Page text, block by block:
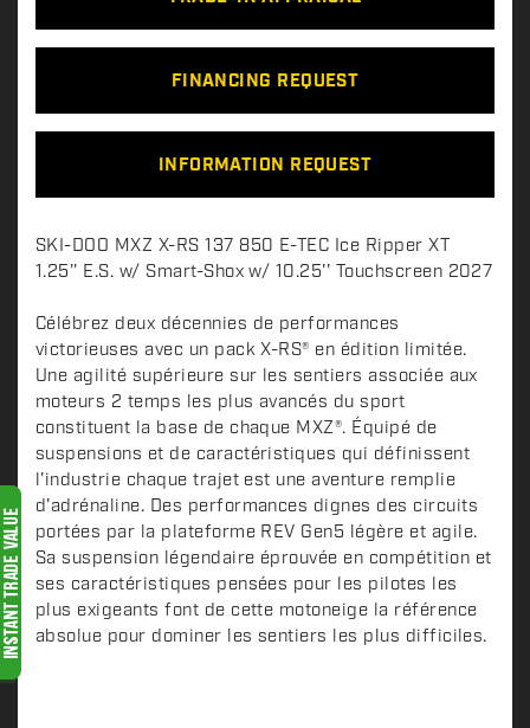
FINANCING REQUEST
INFORMATION REQUEST
D
e
c
r
i
p
t
i
o
n
SKI-DOO MXZ X-RS 137 850 E-TEC Ice Ripper XT
1.25'' E.S. w/ Smart-Shox w/ 10.25'' Touchscreen 2027
Célébrez deux décennies de performances
victorieuses avec un pack X-RS® en édition limitée.
Une agilité supérieure sur les sentiers associée aux
moteurs 2 temps les plus avancés du sport
constituent la base de chaque MXZ®. Équipé de
suspensions et de caractéristiques qui définissent
l'industrie chaque trajet est une aventure remplie
d'adrénaline. Des performances dignes des circuits
portées par la plateforme REV Gen5 légère et agile.
Sa suspension légendaire éprouvée en compétition et
ses caractéristiques pensées pour les pilotes les
plus exigeants font de cette motoneige la référence
absolue pour dominer les sentiers les plus difficiles.